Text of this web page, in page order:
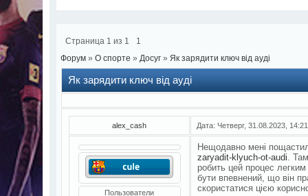
Страница 1 из 1
1
Форум » О спорте » Досуг » Як зарядити ключ від ауді
Як зарядити ключ від ауді
alex_cash Дата: Четверг, 31.08.2023,
Пользователи
Нещодавно мені
zaryadit-klyuch-ot-audi .
робить цей процес
бути впевнений, що він
скористатися цією